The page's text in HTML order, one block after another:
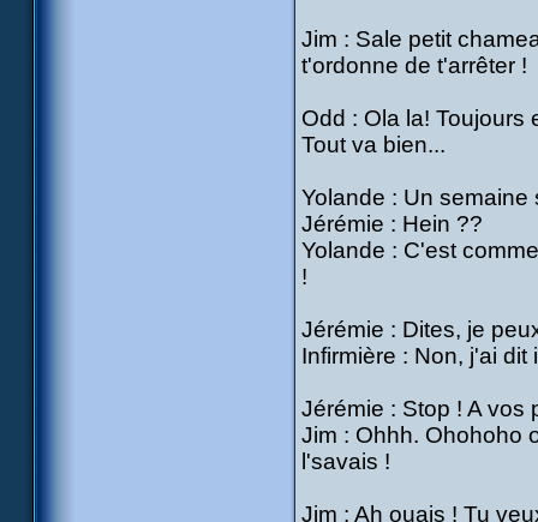
Jim : Sale petit
t'ordonne de t'arrêter !
Odd : Ola la! Toujours
Tout va bien...
Yolande : Un
Jérémie : Hein ??
Yolande : C'est
!
Jérémie : Dites, je
Infirmière : Non, j'ai
Jérémie : Stop ! A vos
Jim : Ohhh. Ohohoho
l'savais !
Jim : Ah ouais ! Tu